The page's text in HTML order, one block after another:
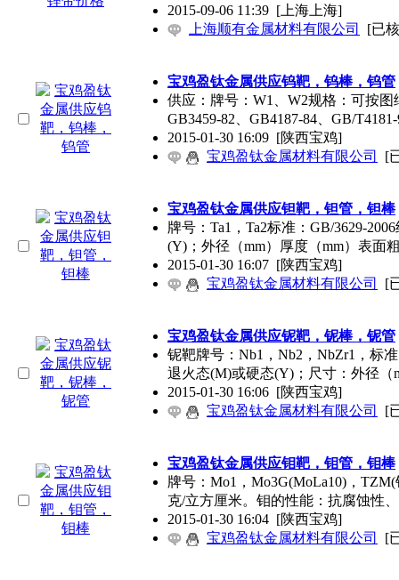
2015-09-06 11:39 [上海上海]
上海顺有金属材料有限公司
[已
宝鸡盈钛金属供应钨靶，钨棒，钨管
供应：牌号：W1、W2规格：可按
GB3459-82、GB4187-84、GB/
2015-01-30 16:09 [陕西宝鸡]
宝鸡盈钛金属材料有限公司
[
宝鸡盈钛金属供应钽靶，钽管，钽棒
牌号：Ta1，Ta2标准：GB/3629-
(Y)；外径（mm）厚度（mm）表面
2015-01-30 16:07 [陕西宝鸡]
宝鸡盈钛金属材料有限公司
[
宝鸡盈钛金属供应铌靶，铌棒，铌管
铌靶牌号：Nb1，Nb2，NbZr1，标
退火态(M)或硬态(Y)；尺寸：外径（
2015-01-30 16:06 [陕西宝鸡]
宝鸡盈钛金属材料有限公司
[
宝鸡盈钛金属供应钼靶，钼管，钼棒
牌号：Mo1，Mo3G(MoLa10)，
克/立方厘米。钼的性能：抗腐蚀性
2015-01-30 16:04 [陕西宝鸡]
宝鸡盈钛金属材料有限公司
[